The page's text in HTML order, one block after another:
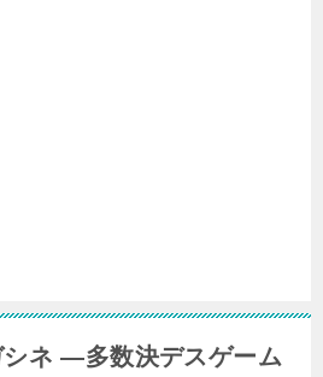
シネ ―多数決デスゲーム